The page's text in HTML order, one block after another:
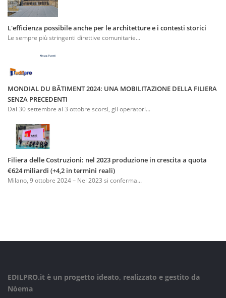
L'efficienza possibile anche per le architetture e i contesti storici
Le sempre più stringenti direttive comunitarie...
MONDIAL DU BÂTIMENT 2024: UNA MOBILITAZIONE DELLA FILIERA
SENZA PRECEDENTI
Dal 30 settembre al 3 ottobre scorsi, gli operatori...
Filiera delle Costruzioni: nel 2023 produzione in crescita a quota
€624 miliardi (+4,2 in termini reali)
Milano, 9 ottobre 2024 – Nel 2023 si conferma...
EDILPRO.it è un progetto ideato, realizzato e gestito da
Nòema